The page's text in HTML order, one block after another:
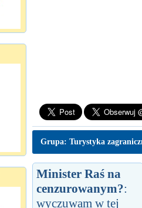
Grupa: Turystyka
Minister Raś na
cenzurowanym?:
wyczuwam w tej